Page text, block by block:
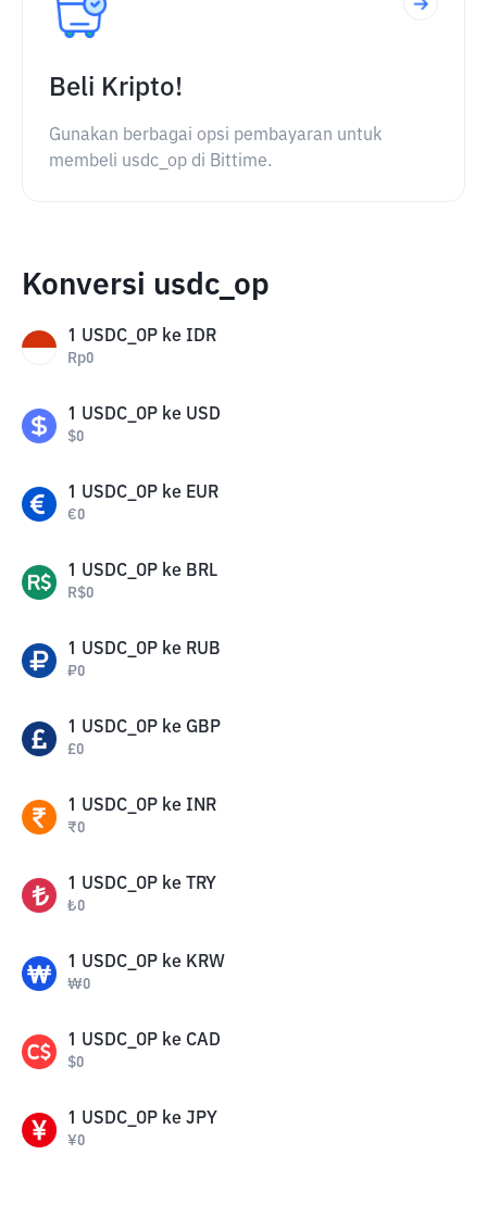
Beli Kripto!
Gunakan berbagai opsi pembayaran untuk
membeli usdc_op di Bittime.
Konversi usdc_op
1 USDC_OP ke IDR
Rp0
1 USDC_OP ke USD
$0
1 USDC_OP ke EUR
€0
1 USDC_OP ke BRL
R$0
1 USDC_OP ke RUB
₽0
1 USDC_OP ke GBP
£0
1 USDC_OP ke INR
₹0
1 USDC_OP ke TRY
₺0
1 USDC_OP ke KRW
₩0
1 USDC_OP ke CAD
$0
1 USDC_OP ke JPY
¥0